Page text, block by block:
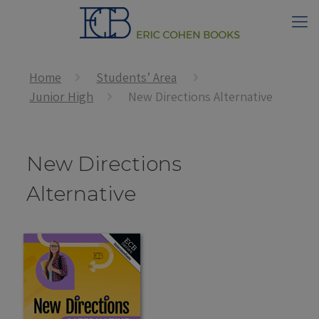
Home
Students’ Area
Junior High
New Directions Alternative
New Directions
Alternative